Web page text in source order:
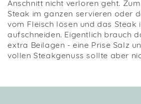
Anschnitt nicht verloren geht.
Steak im ganzen servieren oder
vom Fleisch lösen und das Steak
aufschneiden. Eigentlich brauch
extra Beilagen - eine Prise Salz
vollen Steakgenuss sollte aber